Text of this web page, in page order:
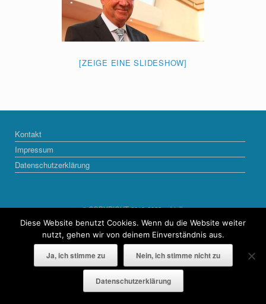
[ZEIGE EINE SLIDESHOW]
Kontakt
Impressum
Datenschutzerklärung
© COPYRIGHT 2013-2022 naktalk
Ein Theme vonSiteOrigin
Diese Website benutzt Cookies. Wenn du die Website weiter
nutzt, gehen wir von deinem Einverständnis aus.
Ja, ich stimme zu Nein, ich stimme nicht zu
Datenschutzerklärung